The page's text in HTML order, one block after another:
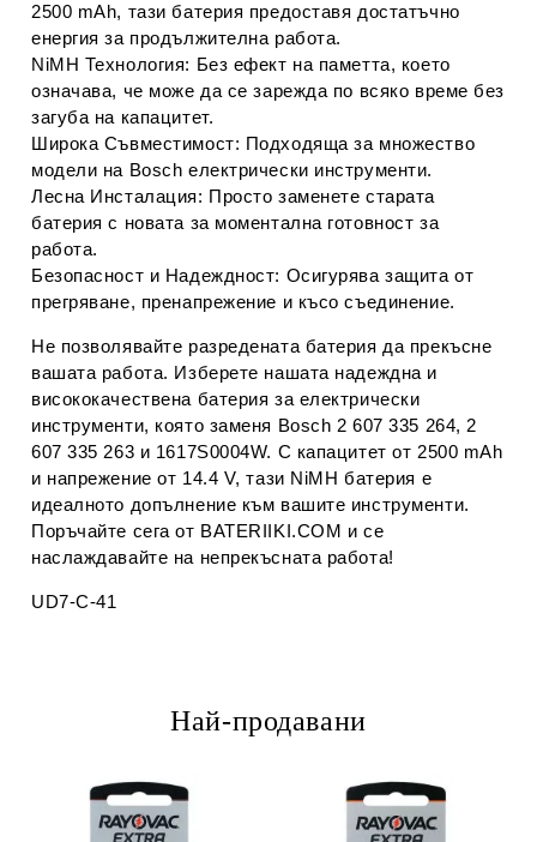
2500 mAh, тази батерия предоставя достатъчно
енергия за продължителна работа.
NiMH Технология: Без ефект на паметта, което
означава, че може да се зарежда по всяко време без
загуба на капацитет.
Широка Съвместимост: Подходяща за множество
модели на Bosch електрически инструменти.
Лесна Инсталация: Просто заменете старата
батерия с новата за моментална готовност за
работа.
Безопасност и Надеждност: Осигурява защита от
прегряване, пренапрежение и късо съединение.
Не позволявайте разредената батерия да прекъсне
вашата работа. Изберете нашата надеждна и
висококачествена батерия за електрически
инструменти, която заменя Bosch 2 607 335 264, 2
607 335 263 и 1617S0004W. С капацитет от 2500 mAh
и напрежение от 14.4 V, тази NiMH батерия е
идеалното допълнение към вашите инструменти.
Поръчайте сега от BATERIIKI.COM и се
наслаждавайте на непрекъсната работа!
UD7-C-41
Най-продавани